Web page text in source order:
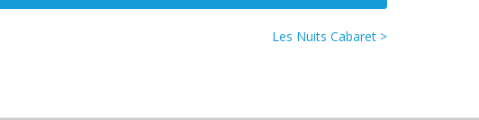
Les Nuits Cabaret >